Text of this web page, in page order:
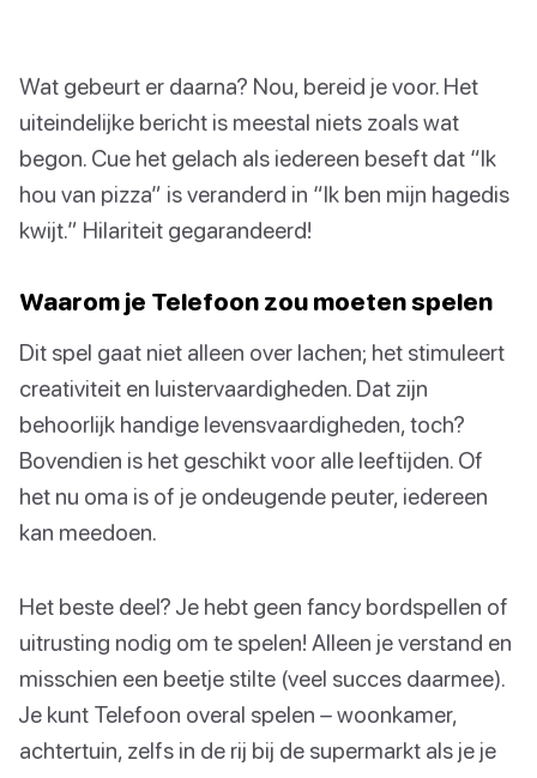
Wat gebeurt er daarna? Nou, bereid je voor. Het
uiteindelijke bericht is meestal niets zoals wat
begon. Cue het gelach als iedereen beseft dat “Ik
hou van pizza” is veranderd in “Ik ben mijn hagedis
kwijt.” Hilariteit gegarandeerd!
Waarom je Telefoon zou moeten spelen
Dit spel gaat niet alleen over lachen; het stimuleert
creativiteit en luistervaardigheden. Dat zijn
behoorlijk handige levensvaardigheden, toch?
Bovendien is het geschikt voor alle leeftijden. Of
het nu oma is of je ondeugende peuter, iedereen
kan meedoen.
Het beste deel? Je hebt geen fancy bordspellen of
uitrusting nodig om te spelen! Alleen je verstand en
misschien een beetje stilte (veel succes daarmee).
Je kunt Telefoon overal spelen – woonkamer,
achtertuin, zelfs in de rij bij de supermarkt als je je